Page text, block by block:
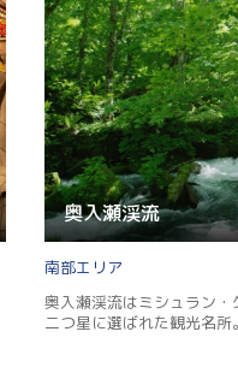
奥入瀬渓流
南部
奥入瀬渓流はミシュラン・
二つ星に選ばれた観光名